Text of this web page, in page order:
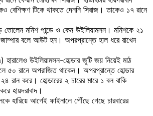
বেশিক্ষণ টিকে থাকতে দেননি সিরাজ। তাকেও ১৭ রানে
মনিশ পান্ডে ও কেন উইলিয়ামসন। মনিশকে ২১
বলে আউট হন। অপরপ্রান্তে হাল ধরে রাখেন
হারালেও উইলিয়ামসন-হোল্ডার জুটি জয় নিয়েই মাঠ
৫০ রানে অপরাজিত থাকেন। অপরপ্রান্তে হোল্ডার
রান করে। হোল্ডারের ২ চারের মারে ১ বল বাকি
হায়দরাবাদ।
হারিয়ে আগেই ফাইনালে পৌঁছে গেছে চারবারের